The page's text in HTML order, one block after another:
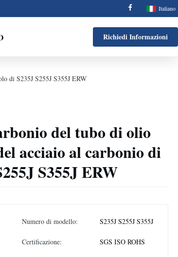
Italiano
Richiedi Informazioni
di S235J S255J S355J ERW
del tubo di olio
acciaio al carbonio di
S355J ERW
Numero di modello: S235J S255J S355J
Certificazione: SGS ISO ROHS